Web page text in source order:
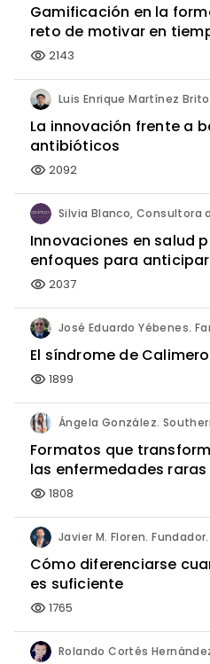
Gamificación en la
reto de motivar en
visibility 2143
La innovación frente a
antibióticos
visibility 2092
Innovaciones en salud
enfoques para
visibility 2037
El síndrome de Calimero
visibility 1899
Formatos que
las enfermedades raras
visibility 1808
Javier M. Floren.
Cómo diferenciarse
es suficiente
visibility 1765